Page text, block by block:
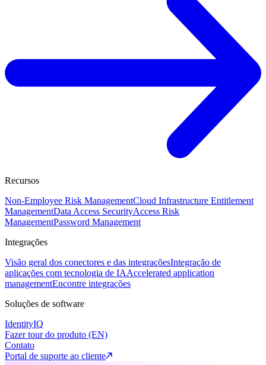
Recursos
Non-Employee Risk ManagementCloud Infrastructure Entitlement
ManagementData Access SecurityAccess Risk
ManagementPassword Management
Integrações
Visão geral dos conectores e das integraçõesIntegração de
aplicações com tecnologia de IAAccelerated application
managementEncontre integrações
Soluções de software
IdentityIQ
Fazer tour do produto (EN)
Contato
Portal de suporte ao cliente